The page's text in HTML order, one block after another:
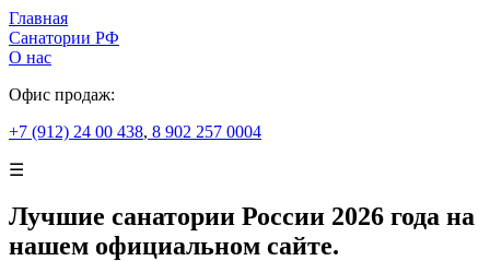
Главная
Санатории РФ
О нас
Офис продаж:
+7 (912) 24 00 438, 8 902 257 0004
☰
Лучшие санатории России 2026 года на
нашем официальном сайте.